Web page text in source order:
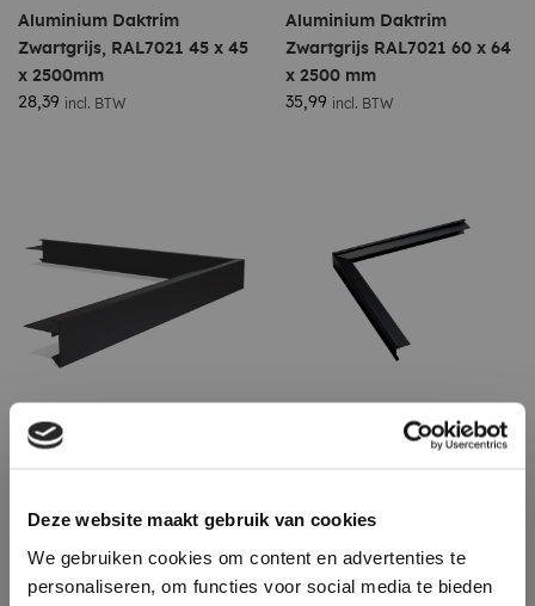
Deze website maakt gebruik van cookies
We gebruiken cookies om content en advertenties te
personaliseren, om functies voor social media te bieden
Aluminium Daktrim
Zwartgrijs, RAL7021 45 x 45
x 2500mm
28,39 incl. BTW
Aluminium Daktrim
Zwartgrijs RAL7021 60 x 64
x 2500 mm
35,99 incl. BTW
Aluminium Buitenhoek
21,89
incl. BTW
Aluminium Buitenhoek
incl. BTW